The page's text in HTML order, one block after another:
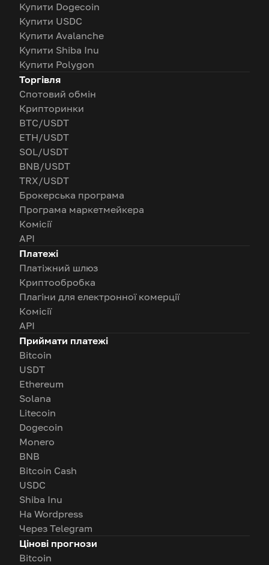
Купити Dogecoin
Купити USDC
Купити Avalanche
Купити Shiba Inu
Купити Polygon
Торгівля
Спотовий обмін
Крипторинки
BTC/USDT
ETH/USDT
SOL/USDT
BNB/USDT
TRX/USDT
Брокерська програма
Програма маркетмейкера
Комісії
API
Платежі
Платіжний шлюз
Криптообробка
Плагіни для електронної комерції
Комісії
API
Приймати платежі
Bitcoin
USDT
Ethereum
Solana
Litecoin
Dogecoin
Monero
BNB
Bitcoin Cash
USDC
Shiba Inu
На Wordpress
Через Telegram
Цінові прогнози
Bitcoin